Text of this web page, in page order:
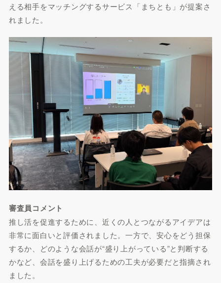
える相手をマッチングするサービス「まちとも」が提案さ
れました。
審査員コメント
推し活を促進するために、近くの人とつながるアイデアは
非常に面白いと評価されました。一方で、安心をどう担保
するか、どのような会話が“盛り上がっている”と判断する
かなど、会話を盛り上げるための工夫が必要だと指摘され
ました。